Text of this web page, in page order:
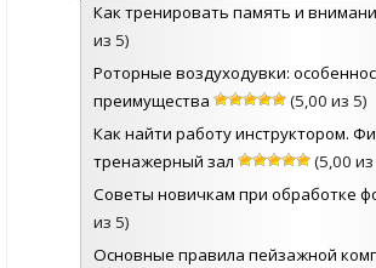
Как тренировать память и
из 5)
Роторные воздуходувки:
преимущества
(5,00 из 5)
Как найти работу инструктором.
тренажерный зал
(5,00 из
Советы новичкам при обработке
из 5)
Основные правила пейзажной